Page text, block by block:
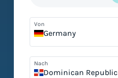
Von
Germany
Nach
Dominican Republic